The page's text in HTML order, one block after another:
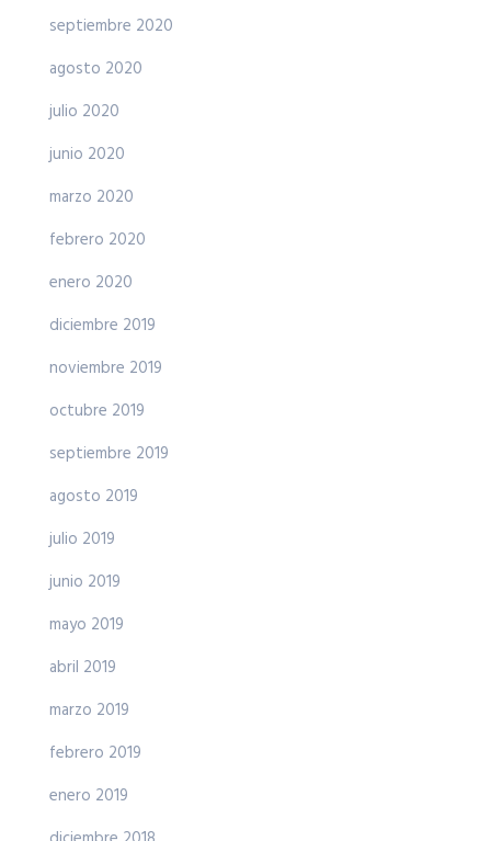
septiembre 2020
agosto 2020
julio 2020
junio 2020
marzo 2020
febrero 2020
enero 2020
diciembre 2019
noviembre 2019
octubre 2019
septiembre 2019
agosto 2019
julio 2019
junio 2019
mayo 2019
abril 2019
marzo 2019
febrero 2019
enero 2019